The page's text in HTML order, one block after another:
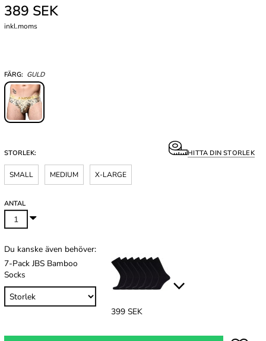
389 SEK
inkl.moms
FÄRG: GULD
STORLEK: HITTA DIN STORLEK
SMALL MEDIUM X-LARGE
ANTAL
Du kanske även behöver:
7-Pack JBS Bamboo
Socks
399 SEK